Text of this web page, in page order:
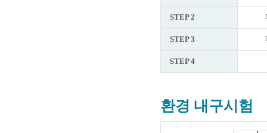
STEP 2
STEP 3
STEP 4
환경 내구시험